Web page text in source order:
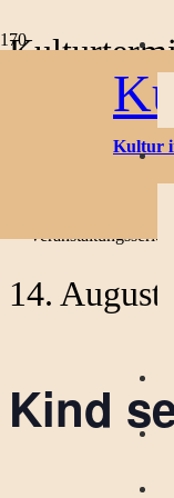
Kultur
« Alle
Veranstaltungsserie:
14. August
Kind